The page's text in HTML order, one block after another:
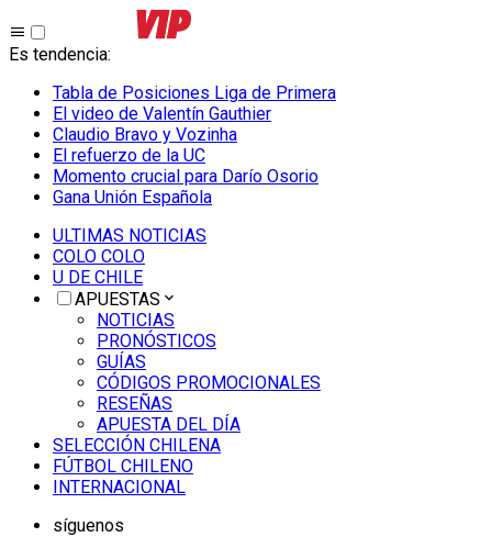
Es tendencia:
Tabla de Posiciones Liga de Primera
El video de Valentín Gauthier
Claudio Bravo y Vozinha
El refuerzo de la UC
Momento crucial para Darío Osorio
Gana Unión Española
ULTIMAS NOTICIAS
COLO COLO
U DE CHILE
APUESTAS
NOTICIAS
PRONÓSTICOS
GUÍAS
CÓDIGOS PROMOCIONALES
RESEÑAS
APUESTA DEL DÍA
SELECCIÓN CHILENA
FÚTBOL CHILENO
INTERNACIONAL
síguenos